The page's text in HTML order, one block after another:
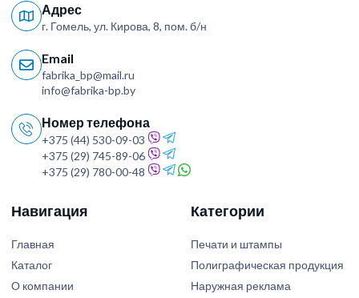
Адрес
г. Гомель, ул. Кирова, 8, пом. б/н
Email
fabrika_bp@mail.ru
info@fabrika-bp.by
Номер телефона
+375 (44) 530-09-03
+375 (29) 745-89-06
+375 (29) 780-00-48
Навигация
Главная
Каталог
О компании
Категории
Печати и штампы
Полиграфическая продукция
Наружная реклама